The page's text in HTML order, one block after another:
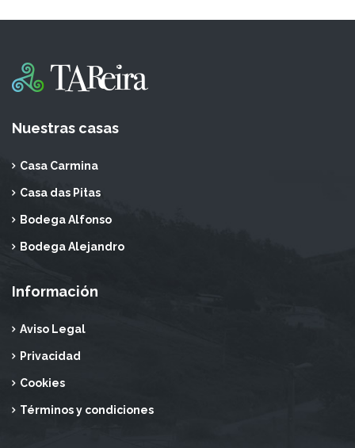
Nuestras casas
Casa Carmina
Casa das Pitas
Bodega Alfonso
Bodega Alejandro
Información
Aviso Legal
Privacidad
Cookies
Términos y condiciones